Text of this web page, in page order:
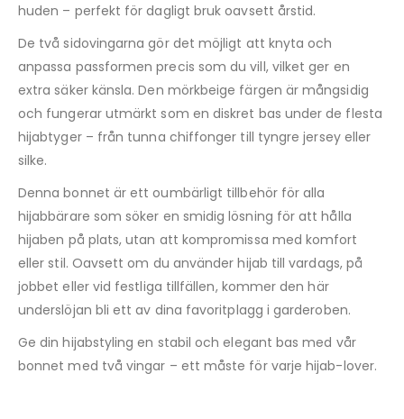
huden – perfekt för dagligt bruk oavsett årstid.
De två sidovingarna gör det möjligt att knyta och
anpassa passformen precis som du vill, vilket ger en
extra säker känsla. Den mörkbeige färgen är mångsidig
och fungerar utmärkt som en diskret bas under de flesta
hijabtyger – från tunna chiffonger till tyngre jersey eller
silke.
Denna bonnet är ett oumbärligt tillbehör för alla
hijabbärare som söker en smidig lösning för att hålla
hijaben på plats, utan att kompromissa med komfort
eller stil. Oavsett om du använder hijab till vardags, på
jobbet eller vid festliga tillfällen, kommer den här
underslöjan bli ett av dina favoritplagg i garderoben.
Ge din hijabstyling en stabil och elegant bas med vår
bonnet med två vingar – ett måste för varje hijab-lover.